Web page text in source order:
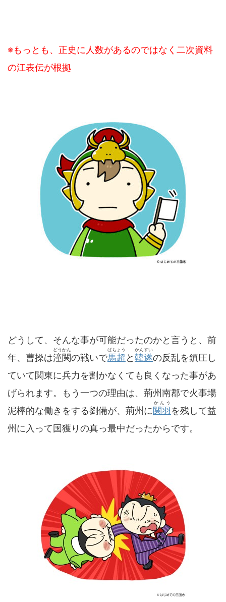
※もっとも、正史に人数があるのではなく二次資料
の江表伝が根拠
どうして、そんな事が可能だったのかと言うと、前
年、曹操は潼関
どうかん
の戦いで馬超
ばちょう
と韓遂
かんすい
の反乱を鎮圧し
ていて関東に兵力を割かなくても良くなった事があ
げられます。もう一つの理由は、荊州南郡で火事場
泥棒的な働きをする劉備が、荊州に関羽
かんう
を残して益
州に入って国獲りの真っ最中だったからです。